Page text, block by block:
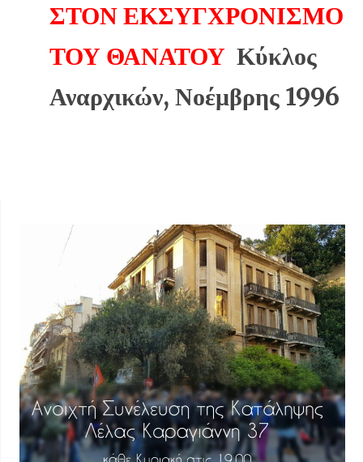
ΣΤΟΝ ΕΚΣΥΓΧΡΟΝΙΣΜΟ
ΤΟΥ ΘΑΝΑΤΟΥΚύκλος
Αναρχικών, Νοέμβρης 1996